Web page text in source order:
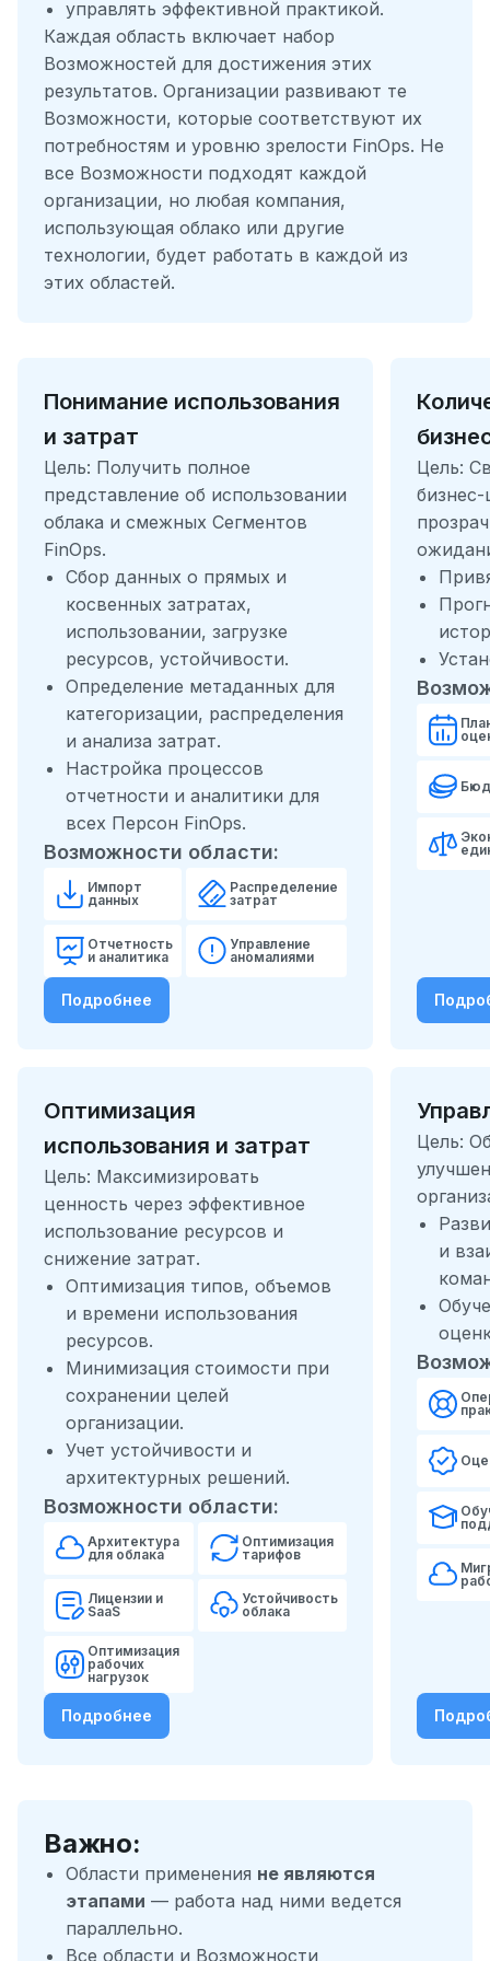
состояния Cloudmaster и его
модулей
Кластер Kubernetes (SaaS)
Кластер Kubernetes (On-
prem)
Глоссарий
управлять эффективной практикой.
Каждая область включает набор
Возможностей для достижения этих
результатов. Организации развивают те
Возможности, которые соответствуют их
потребностям и уровню зрелости FinOps. Не
все Возможности подходят каждой
организации, но любая компания,
использующая облако или другие
технологии, будет работать в каждой из
этих областей.
Понимание использования
и затрат
Цель: Получить полное
представление об использовании
облака и смежных Сегментов
FinOps.
Сбор данных о прямых и
косвенных затратах,
использовании, загрузке
ресурсов, устойчивости.
Определение метаданных для
категоризации, распределения
и анализа затрат.
Настройка процессов
отчетности и аналитики для
всех Персон FinOps.
Возможности области:
Импорт
данных
Распределение
затрат
Отчетность
и аналитика
Управление
аномалиями
Подробнее
Цель:
Оптимизация
использования и затрат
Цель: Максимизировать
ценность через эффективное
использование ресурсов и
снижение затрат.
Оптимизация типов, объемов
и времени использования
ресурсов.
Минимизация стоимости при
сохранении целей
организации.
Учет устойчивости и
архитектурных решений.
Возможности области:
Архитектура
для облака
Оптимизация
тарифов
Лицензии и
SaaS
Устойчивость
облака
Оптимизация
рабочих
нагрузок
Подробнее
Цель:
и
Важно:
Области применения не являются
этапами — работа над ними ведется
параллельно.
Все области и Возможности